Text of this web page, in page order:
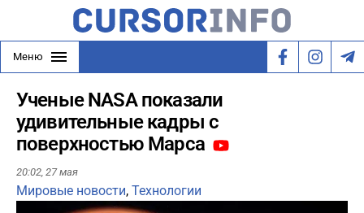
Меню
Ученые NASA показали
удивительные кадры с
поверхностью Марса
20:02, 27 мая
Мировые новости, Технологии